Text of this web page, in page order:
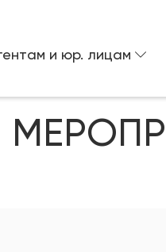
и юр. лицам